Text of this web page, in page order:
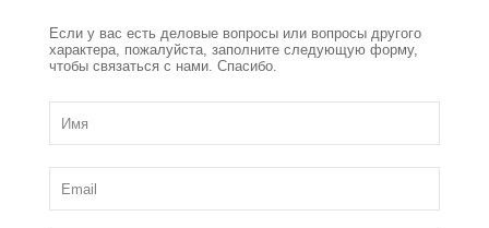
Если у вас есть деловые вопросы или вопросы другого
характера, пожалуйста, заполните следующую форму,
чтобы связаться с нами. Спасибо.